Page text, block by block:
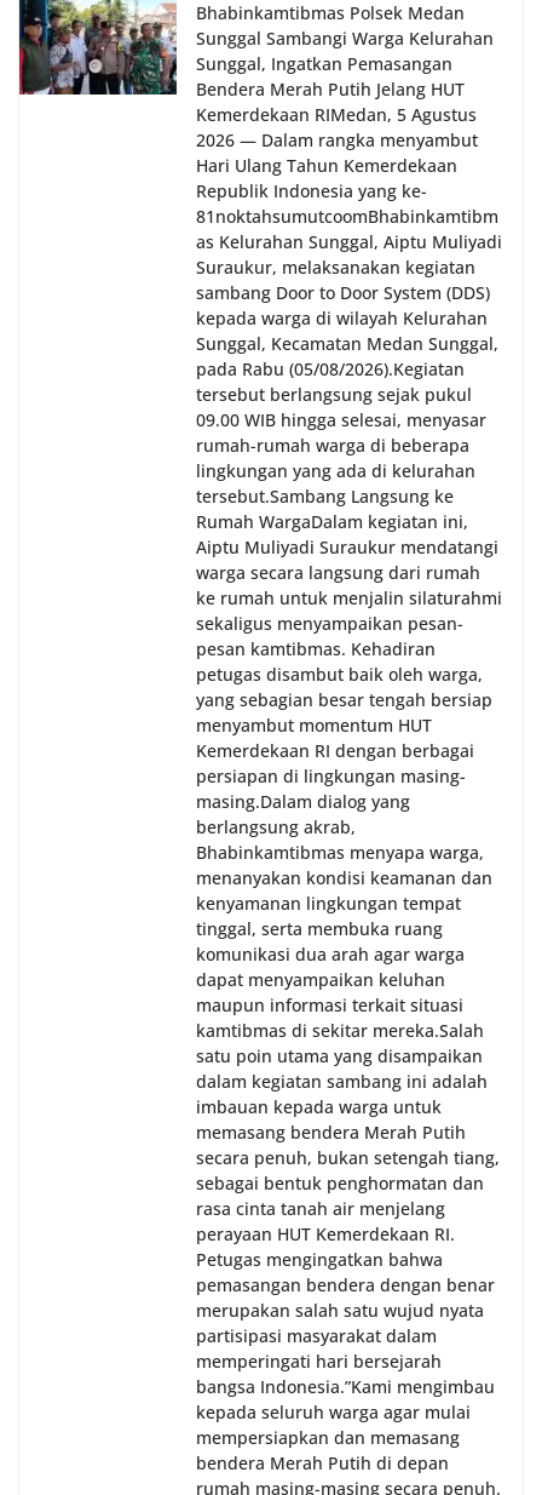
Bhabinkamtibmas Polsek Medan
Sunggal Sambangi Warga Kelurahan
Sunggal, Ingatkan Pemasangan
Bendera Merah Putih Jelang HUT
Kemerdekaan RI‎‎Medan, 5 Agustus
2026 — Dalam rangka menyambut
Hari Ulang Tahun Kemerdekaan
Republik Indonesia yang ke-
81noktahsumutcoomBhabinkamtibm
as Kelurahan Sunggal, Aiptu Muliyadi
Suraukur, melaksanakan kegiatan
sambang Door to Door System (DDS)
kepada warga di wilayah Kelurahan
Sunggal, Kecamatan Medan Sunggal,
pada Rabu (05/08/2026).‎‎Kegiatan
tersebut berlangsung sejak pukul
09.00 WIB hingga selesai, menyasar
rumah-rumah warga di beberapa
lingkungan yang ada di kelurahan
tersebut.‎Sambang Langsung ke
Rumah Warga‎Dalam kegiatan ini,
Aiptu Muliyadi Suraukur mendatangi
warga secara langsung dari rumah
ke rumah untuk menjalin silaturahmi
sekaligus menyampaikan pesan-
pesan kamtibmas. Kehadiran
petugas disambut baik oleh warga,
yang sebagian besar tengah bersiap
menyambut momentum HUT
Kemerdekaan RI dengan berbagai
persiapan di lingkungan masing-
masing.‎Dalam dialog yang
berlangsung akrab,
Bhabinkamtibmas menyapa warga,
menanyakan kondisi keamanan dan
kenyamanan lingkungan tempat
tinggal, serta membuka ruang
komunikasi dua arah agar warga
dapat menyampaikan keluhan
maupun informasi terkait situasi
kamtibmas di sekitar mereka.‎‎‎Salah
satu poin utama yang disampaikan
dalam kegiatan sambang ini adalah
imbauan kepada warga untuk
memasang bendera Merah Putih
secara penuh, bukan setengah tiang,
sebagai bentuk penghormatan dan
rasa cinta tanah air menjelang
perayaan HUT Kemerdekaan RI.
Petugas mengingatkan bahwa
pemasangan bendera dengan benar
merupakan salah satu wujud nyata
partisipasi masyarakat dalam
memperingati hari bersejarah
bangsa Indonesia.‎‎”Kami mengimbau
kepada seluruh warga agar mulai
mempersiapkan dan memasang
bendera Merah Putih di depan
rumah masing-masing secara penuh.